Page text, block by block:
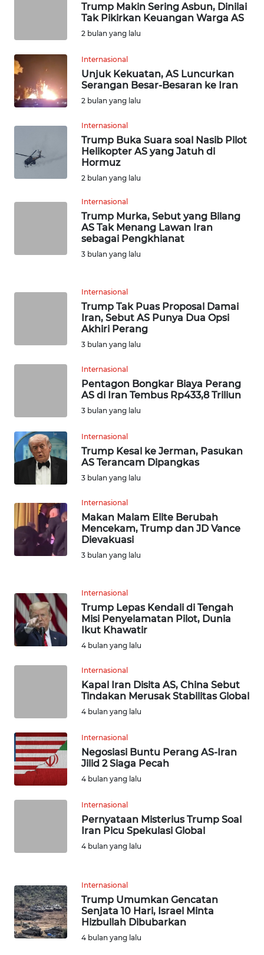
Trump Makin Sering Asbun, Dinilai
Tak Pikirkan Keuangan Warga AS
2 bulan yang lalu
Internasional
Unjuk Kekuatan, AS Luncurkan
Serangan Besar-Besaran ke Iran
2 bulan yang lalu
Internasional
Trump Buka Suara soal Nasib Pilot
Helikopter AS yang Jatuh di
Hormuz
2 bulan yang lalu
Internasional
Trump Murka, Sebut yang Bilang
AS Tak Menang Lawan Iran
sebagai Pengkhianat
3 bulan yang lalu
Internasional
Trump Tak Puas Proposal Damai
Iran, Sebut AS Punya Dua Opsi
Akhiri Perang
3 bulan yang lalu
Internasional
Pentagon Bongkar Biaya Perang
AS di Iran Tembus Rp433,8 Triliun
3 bulan yang lalu
Internasional
Trump Kesal ke Jerman, Pasukan
AS Terancam Dipangkas
3 bulan yang lalu
Internasional
Makan Malam Elite Berubah
Mencekam, Trump dan JD Vance
Dievakuasi
3 bulan yang lalu
Internasional
Trump Lepas Kendali di Tengah
Misi Penyelamatan Pilot, Dunia
Ikut Khawatir
4 bulan yang lalu
Internasional
Kapal Iran Disita AS, China Sebut
Tindakan Merusak Stabilitas Global
4 bulan yang lalu
Internasional
Negosiasi Buntu Perang AS-Iran
Jilid 2 Siaga Pecah
4 bulan yang lalu
Internasional
Pernyataan Misterius Trump Soal
Iran Picu Spekulasi Global
4 bulan yang lalu
Internasional
Trump Umumkan Gencatan
Senjata 10 Hari, Israel Minta
Hizbullah Dibubarkan
4 bulan yang lalu
WN
PAPUA
BARAT
SULTENG
WN
BABEL
WN
WN
SUMSEL
WN
LAMPUNG
JATENG
WN
JOGJA
WN
JATIM
KALBAR
WN
KALTENG